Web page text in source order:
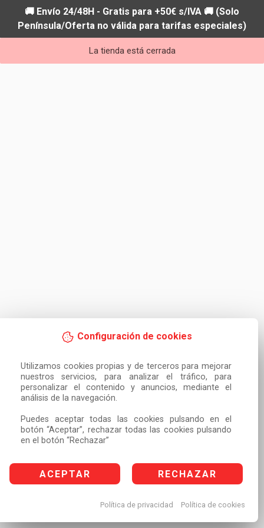
Configuración de cookies
Utilizamos cookies propias y de terceros para mejorar
nuestros servicios, para analizar el tráfico, para
personalizar el contenido y anuncios, mediante el
análisis de la navegación.
Puedes aceptar todas las cookies pulsando en el
botón “Aceptar”, rechazar todas las cookies pulsando
en el botón “Rechazar”
ACEPTAR RECHAZAR
Política de privacidad Política de cookies
🚚 Envío 24/48H - Gratis para +50€ s/IVA 🚚 (Solo
Península/Oferta no válida para tarifas especiales)
La tienda está cerrada